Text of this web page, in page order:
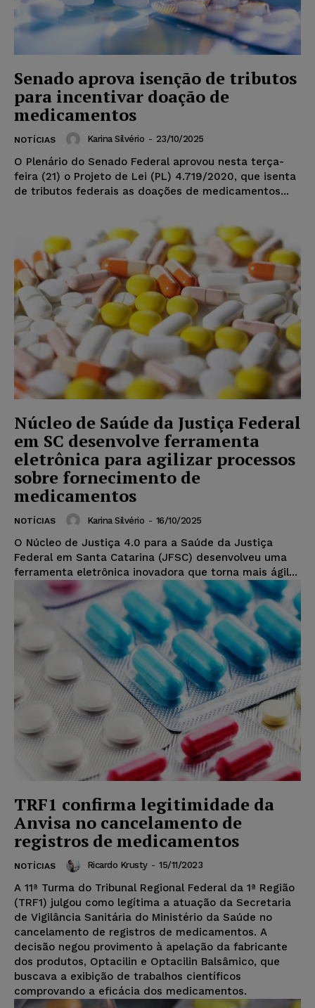
Senado aprova isenção de tributos
para incentivar doação de
medicamentos
NOTÍCIAS Karina Silvério - 23/10/2025
O Plenário do Senado Federal aprovou nesta terça-
feira (21) o Projeto de Lei (PL) 4.719/2020, que isenta
de tributos federais as doações de medicamentos...
Núcleo de Saúde da Justiça Federal
em SC desenvolve ferramenta
eletrônica para agilizar processos
sobre fornecimento de
medicamentos
NOTÍCIAS Karina Silvério - 16/10/2025
O Núcleo de Justiça 4.0 para a Saúde da Justiça
Federal em Santa Catarina (JFSC) desenvolveu uma
ferramenta eletrônica inovadora que torna mais ágil...
TRF1 confirma legitimidade da
Anvisa no cancelamento de
registros de medicamentos
NOTÍCIAS Ricardo Krusty - 15/11/2023
A 11ª Turma do Tribunal Regional Federal da 1ª Região
(TRF1) julgou como legítima a atuação da Secretaria
de Vigilância Sanitária do Ministério da Saúde no
cancelamento de registros de medicamentos. A
decisão negou provimento à apelação da fabricante
dos produtos, Optacilin e Optacilin Balsâmico, que
buscava a exibição de trabalhos científicos
comprovando a eficácia dos medicamentos.